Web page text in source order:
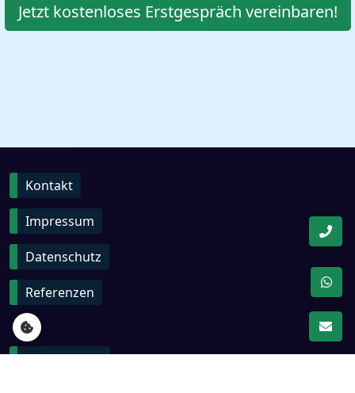
Jetzt kostenloses Erstgespräch vereinbaren!
Kontakt
Impressum
Datenschutz
Referenzen
Kundenlogin